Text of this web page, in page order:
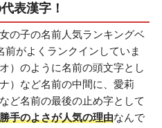
表漢字！
の子の名前人気ランキングベ
前がよくランクインしていま
）のように名前の頭文字とし
）など名前の中間に、愛莉
ど名前の最後の止め字として
手のよさが人気の理由なんで